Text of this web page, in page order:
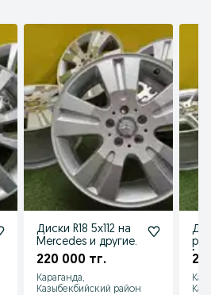
Диски R18 5x112 на
Mercedes и другие.
220 000 тг.
Караганда,
Казыбекбийский район